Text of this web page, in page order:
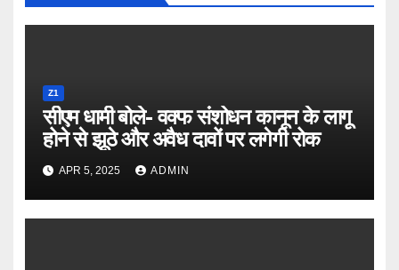
Z1
सीएम धामी बोले- वक्फ संशोधन कानून के लागू
होने से झूठे और अवैध दावों पर लगेगी रोक
APR 5, 2025 ADMIN